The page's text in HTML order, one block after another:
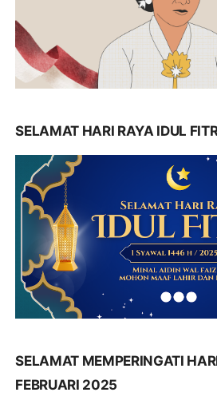
SELAMAT HARI RAYA IDUL
SELAMAT MEMPERINGATI
FEBRUARI 2025